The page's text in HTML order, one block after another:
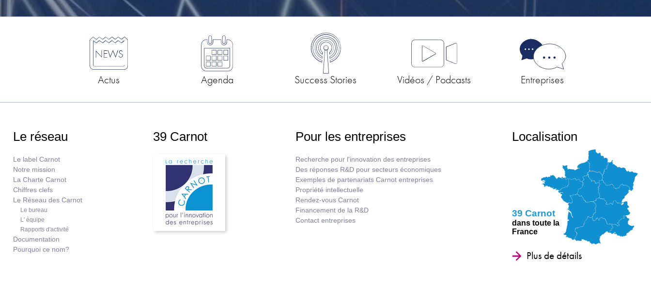
Actus Agenda Success Stories Vidéos / Podcasts Entreprises
Le réseau
Le label Carnot
Notre mission
La Charte Carnot
Chiffres clefs
Le Réseau des Carnot
Le bureau
L' équipe
Rapports d'activité
Documentation
Pourquoi ce nom?
39 Carnot Pour les entreprises
Recherche pour l'innovation des entreprises
Des réponses R&D pour secteurs économiques
Exemples de partenariats Carnot entreprises
Propriété intellectuelle
Rendez-vous Carnot
Financement de la R&D
Contact entreprises
Localisation
39 Carnot
dans toute la
France
Plus de détails